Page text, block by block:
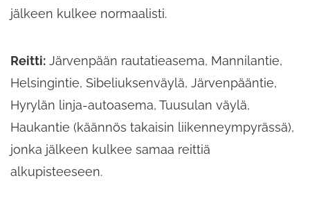
jälkeen kulkee normaalisti.
Reitti: Järvenpään rautatieasema, Mannilantie,
Helsingintie, Sibeliuksenväylä, Järvenpääntie,
Hyrylän linja-autoasema, Tuusulan väylä,
Haukantie (käännös takaisin liikenneympyrässä),
jonka jälkeen kulkee samaa reittiä
alkupisteeseen.